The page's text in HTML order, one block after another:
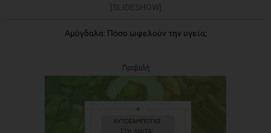
[SLIDESHOW]
Αμύγδαλα: Πόσο ωφελούν την υγεία;
Προβολή